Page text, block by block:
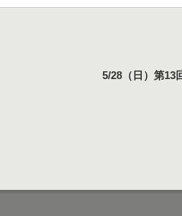
5/28（日）第